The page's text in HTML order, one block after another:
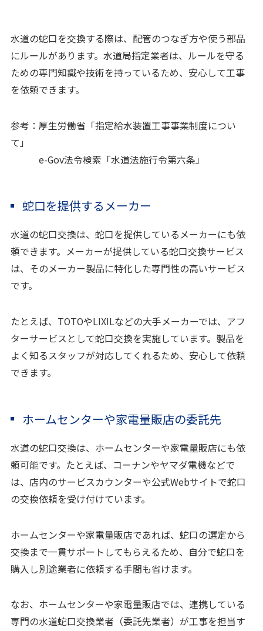
水道の蛇口を交換する際は、配管のつなぎ方や使う部品
にルールがあります。水道局指定業者は、ルールを守る
ための専門知識や技術を持っているため、安心して工事
を依頼できます。
参考： 厚生労働省「指定給水装置工事事業制度につい
て」
e-Gov法令検索「水道法施行令第六条」
蛇口を提供するメーカー
水道の蛇口交換は、蛇口を提供しているメーカーにも依
頼できます。メーカーが提供している蛇口交換サービス
は、そのメーカー製品に特化した専門性の高いサービス
です。
たとえば、TOTOやLIXILなどの大手メーカーでは、アフ
ターサービスとして蛇口交換を実施しています。製品を
よく知るスタッフが対応してくれるため、安心して依頼
できます。
ホームセンターや家電量販店の委託先
水道の蛇口交換は、ホームセンターや家電量販店にも依
頼可能です。たとえば、コーナンやヤマダ電機などで
は、店内のサービスカウンターや公式Webサイトで蛇口
の交換依頼を受け付けています。
ホームセンターや家電量販店であれば、蛇口の選定から
交換まで一貫サポートしてもらえるため、自分で蛇口を
購入し別途業者に依頼する手間も省けます。
なお、ホームセンターや家電量販店では、連携している
専門の水道蛇口交換業者（委託先業者）が工事を担当す